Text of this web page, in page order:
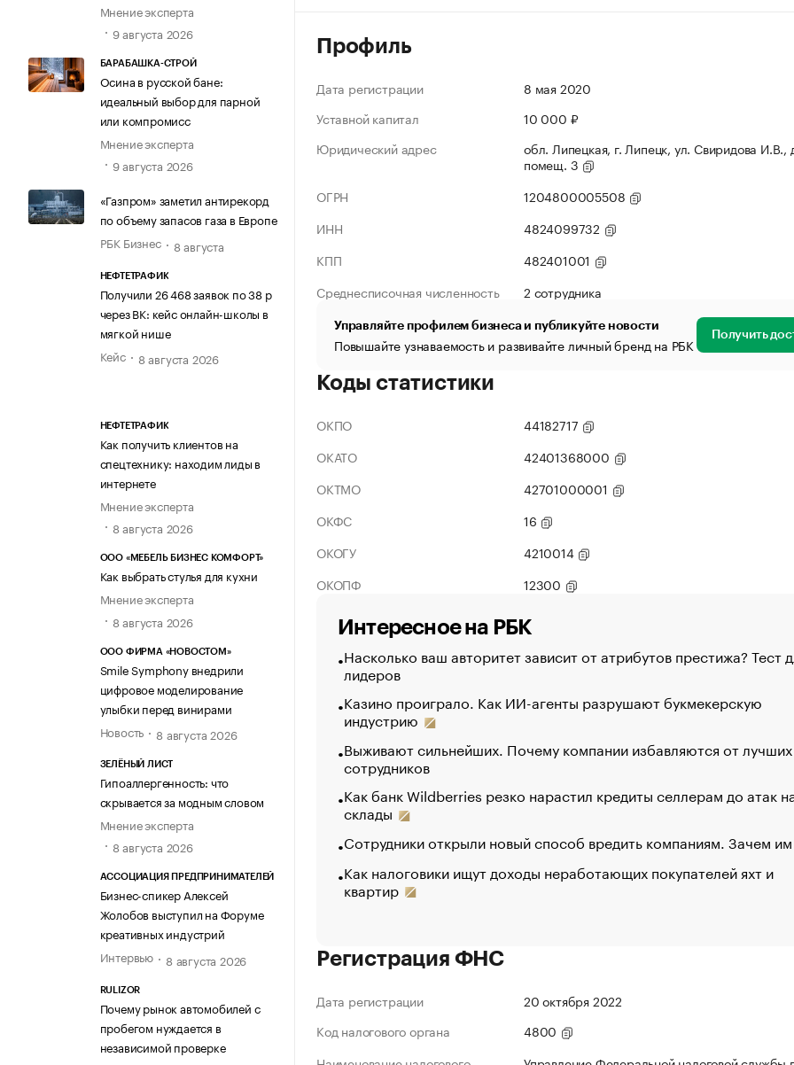
Мнение эксперта
9 августа 2026
БАРАБАШКА-СТРОЙ
Осина в русской бане:
идеальный выбор для парной
или компромисс
Мнение эксперта
9 августа 2026
«Газпром» заметил антирекорд
по объему запасов газа в Европе
РБК Бизнес
8 августа
НЕФТЕТРАФИК
Получили 26 468 заявок по 38 р
через ВК: кейс онлайн-школы в
мягкой нише
Кейс
8 августа 2026
НЕФТЕТРАФИК
Как получить клиентов на
спецтехнику: находим лиды в
интернете
Мнение эксперта
8 августа 2026
ООО «МЕБЕЛЬ БИЗНЕС КОМФОРТ»
Как выбрать стулья для кухни
Мнение эксперта
8 августа 2026
ООО ФИРМА «НОВОСТОМ»
Smile Symphony внедрили
цифровое моделирование
улыбки перед винирами
Новость
8 августа 2026
ЗЕЛЁНЫЙ ЛИСТ
Гипоаллергенность: что
скрывается за модным словом
Мнение эксперта
8 августа 2026
АССОЦИАЦИЯ ПРЕДПРИНИМАТЕЛЕЙ
Бизнес-спикер Алексей
Жолобов выступил на Форуме
креативных индустрий
Интервью
8 августа 2026
RULIZOR
Почему рынок автомобилей с
пробегом нуждается в
независимой проверке
Профиль
Дата регистрации
8 мая 2020
Уставной капитал
10 000 ₽
Юридический адрес
обл. Липецкая, г. Липецк, ул. Свиридова И.В.,
помещ. 3
ОГРН
1204800005508
ИНН
4824099732
КПП
482401001
Среднесписочная численность
2 сотрудника
Управляйте профилем бизнеса и публикуйте новости
Повышайте узнаваемость и развивайте личный бренд на РБК Получить
Коды статистики
ОКПО
44182717
ОКАТО
42401368000
ОКТМО
42701000001
ОКФС
16
ОКОГУ
4210014
ОКОПФ
12300
Интересное на РБК
Насколько ваш авторитет зависит от атрибутов престижа? Тест
лидеров
Казино проиграло. Как ИИ-агенты разрушают букмекерскую
индустрию
Выживают сильнейших. Почему компании избавляются от лучших
сотрудников
Как банк Wildberries резко нарастил кредиты селлерам до атак
склады
Сотрудники открыли новый способ вредить компаниям. Зачем
Как налоговики ищут доходы неработающих покупателей яхт и
квартир
Регистрация ФНС
Дата регистрации
20 октября 2022
Код налогового органа
4800